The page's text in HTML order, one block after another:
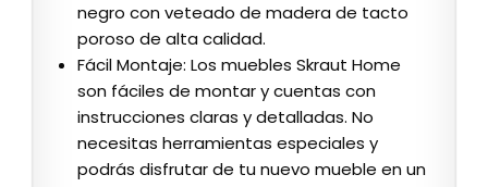
negro con veteado de madera de tacto
poroso de alta calidad.
Fácil Montaje: Los muebles Skraut Home
son fáciles de montar y cuentas con
instrucciones claras y detalladas. No
necesitas herramientas especiales y
podrás disfrutar de tu nuevo mueble en un